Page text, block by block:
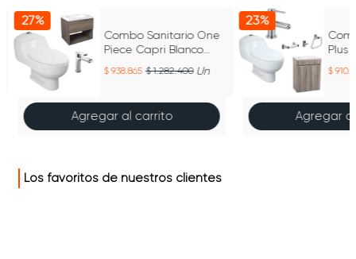
27%
Combo Sanitario One
Piece Capri Blanco
Mueble Mitter Y
Griferia Edge
938.865 1.282.400 Un
Agregar al carrito
23%
Plus
Agregar
Los favoritos de nuestros clientes